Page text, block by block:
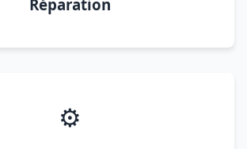
Réparation
⚙️